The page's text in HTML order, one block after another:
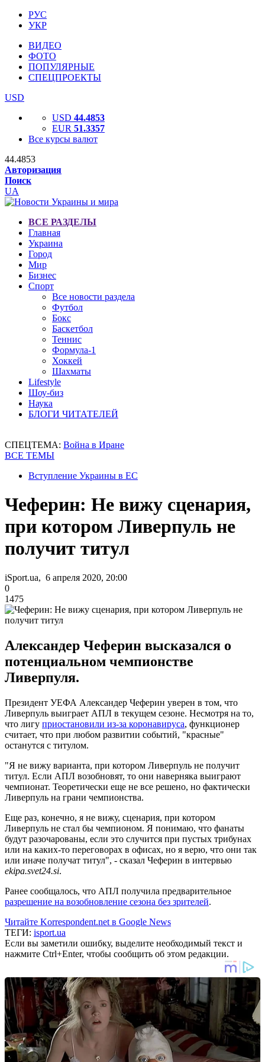
РУС
УКР
ВИДЕО
ФОТО
ПОПУЛЯРНЫЕ
СПЕЦПРОЕКТЫ
USD
USD 44.4853
EUR 51.3357
Все курсы валют
44.4853
Авторизация
Поиск
UA
ВСЕ РАЗДЕЛЫ
Главная
Украина
Город
Мир
Бизнес
Спорт
Все новости раздела
Футбол
Бокс
Баскетбол
Теннис
Формула-1
Хоккей
Шахматы
Lifestyle
Шоу-биз
Наука
БЛОГИ ЧИТАТЕЛЕЙ
СПЕЦТЕМА: Война в Иране
ВСЕ ТЕМЫ
Вступление Украины в ЕС
Чеферин: Не вижу сценария,
при котором Ливерпуль не
получит титул
iSport.ua, 6 апреля 2020, 20:00
0
1475
Александер Чеферин высказался о
потенциальном чемпионстве
Ливерпуля.
Президент УЕФА Александер Чеферин уверен в том, что
Ливерпуль выиграет АПЛ в текущем сезоне. Несмотря на то,
что лигу приостановили из-за коронавируса, функционер
считает, что при любом развитии событий, "красные"
останутся с титулом.
"Я не вижу варианта, при котором Ливерпуль не получит
титул. Если АПЛ возобновят, то они наверняка выиграют
чемпионат. Теоретически еще не все решено, но фактически
Ливерпуль на грани чемпионства.
Еще раз, конечно, я не вижу, сценария, при котором
Ливерпуль не стал бы чемпионом. Я понимаю, что фанаты
будут разочарованы, если это случится при пустых трибунах
или на каких-то переговорах в офисах, но я верю, что они так
или иначе получат титул", - сказал Чеферин в интервью
ekipa.svet24.si.
Ранее сообщалось, что АПЛ получила предварительное
разрешение на возобновление сезона без зрителей.
Читайте Korrespondent.net в Google News
ТЕГИ: isport.ua
Если вы заметили ошибку, выделите необходимый текст и
нажмите Ctrl+Enter, чтобы сообщить об этом редакции.